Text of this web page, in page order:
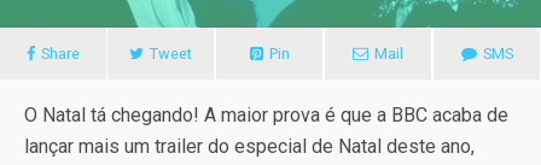
Share Tweet Pin Mail SMS
O Natal tá chegando! A maior prova é que a BBC acaba de
lançar mais um trailer do especial de Natal deste ano,